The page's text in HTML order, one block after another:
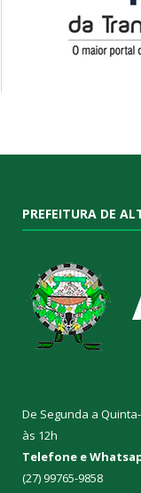
PREFEITURA DE
De Segunda a
às 12h
Telefone e
(27) 99765-9858